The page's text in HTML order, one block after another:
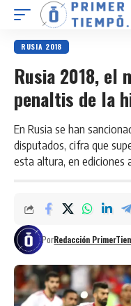
RUSIA 2018
Rusia 2018, el
penaltis de la
En Rusia se han
disputados, cifra que
esta altura, en ediciones
PorRedacción